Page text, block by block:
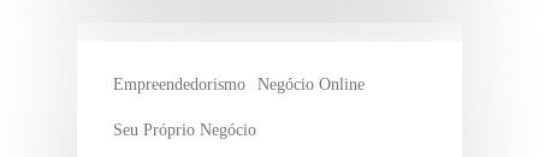
Empreendedorismo Negócio Online
Seu Próprio Negócio